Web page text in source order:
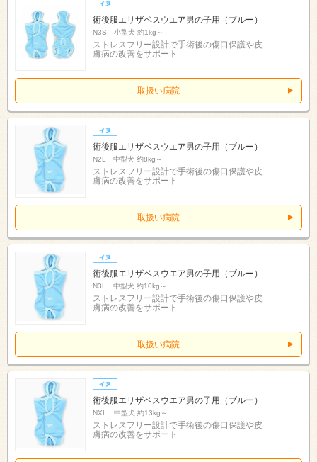
術後服エリザベスウエア男の子用（ブルー）
N3S 小型犬 約1kg～
ストレスフリー設計で手術後の傷口保護や皮
膚病の改善をサポート
取扱い病院
術後服エリザベスウエア男の子用（ブルー）
N2L 中型犬 約8kg～
ストレスフリー設計で手術後の傷口保護や皮
膚病の改善をサポート
取扱い病院
術後服エリザベスウエア男の子用（ブルー）
N3L 中型犬 約10kg～
ストレスフリー設計で手術後の傷口保護や皮
膚病の改善をサポート
取扱い病院
術後服エリザベスウエア男の子用（ブルー）
NXL 中型犬 約13kg～
ストレスフリー設計で手術後の傷口保護や皮
膚病の改善をサポート